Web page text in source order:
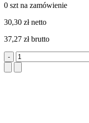
0 szt na zamówienie
30,30 zł netto
37,27 zł brutto
-